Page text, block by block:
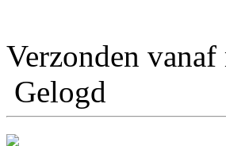
Verzonden
Gelogd